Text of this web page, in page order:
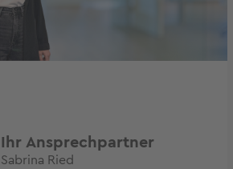
Ihr Ansprechpartner
Sabrina Ried